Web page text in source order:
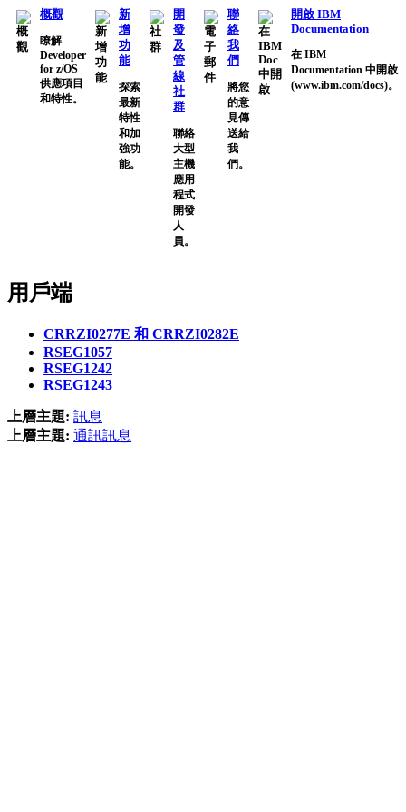
概觀
瞭解
Developer
for z/OS
供應項目
和特性。
新
增
功
能
探索
最新
特性
和加
強功
能。
開
發
及
管
線
社
群
聯絡
大型
主機
應用
程式
開發
人
員。
聯
絡
我
們
將您
的意
見傳
送給
我
們。
開啟 IBM
Documentation
在 IBM
Documentation 中開啟
(www.ibm.com/docs)。
用戶端
CRRZI0277E 和 CRRZI0282E
RSEG1057
RSEG1242
RSEG1243
上層主題: 訊息
上層主題: 通訊訊息